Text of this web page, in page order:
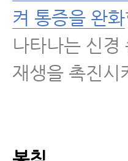
료가 가능한
- 허리협착
5가지 운동
- 척추협착
켜 통증을 완화
나타나는 신경
재생을 촉진시